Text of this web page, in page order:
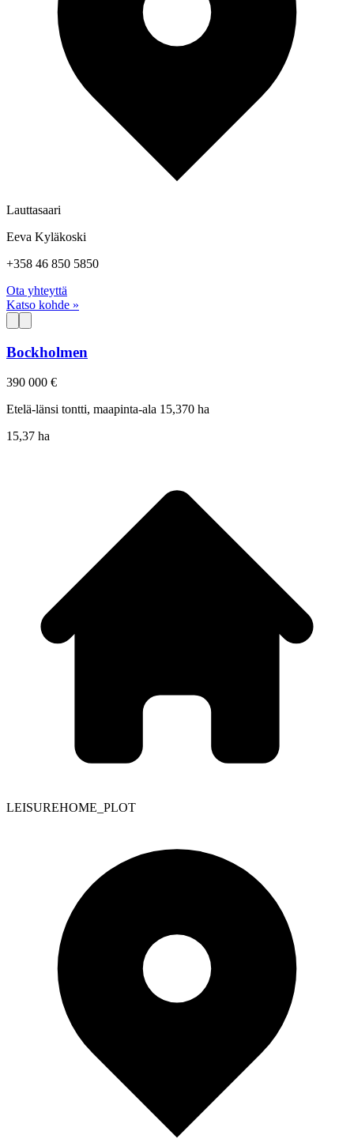
Lauttasaari
Eeva Kyläkoski
+358 46 850 5850
Ota yhteyttä
Katso kohde »
Bockholmen
390 000 €
Etelä-länsi tontti, maapinta-ala 15,370 ha
15,37 ha
LEISUREHOME_PLOT